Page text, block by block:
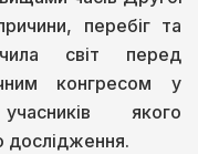
перебіг та
світ перед
конгресом у
якого
дослідження.